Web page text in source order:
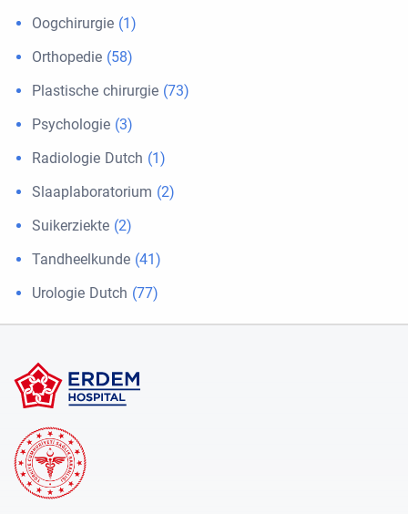
Oogchirurgie (1)
Orthopedie (58)
Plastische chirurgie (73)
Psychologie (3)
Radiologie Dutch (1)
Slaaplaboratorium (2)
Suikerziekte (2)
Tandheelkunde (41)
Urologie Dutch (77)